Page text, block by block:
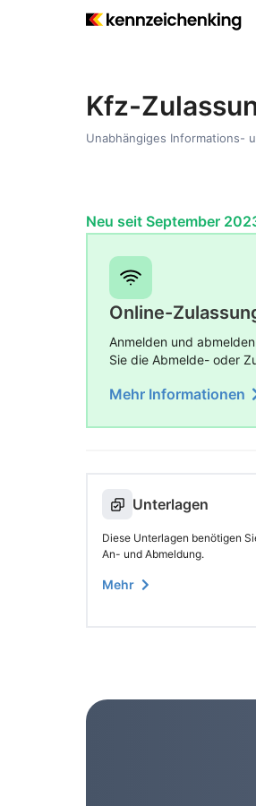
Kfz-
Unabhängiges Informations-
Neu seit September
Online-
Anmelden und
Sie die Abmelde- oder
Mehr Informationen
Unterlagen
Diese Unterlagen benötigen
An- und Abmeldung.
Mehr